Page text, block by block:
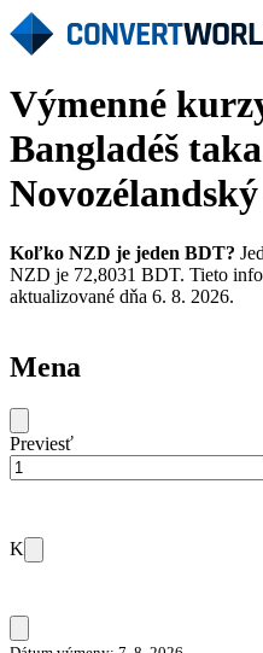
Výmenné
Bangladéš
Koľko NZD je jeden BDT?
NZD je 72,8031 BDT. Tieto
aktualizované dňa 6. 8. 2026.
Mena
Previesť
K